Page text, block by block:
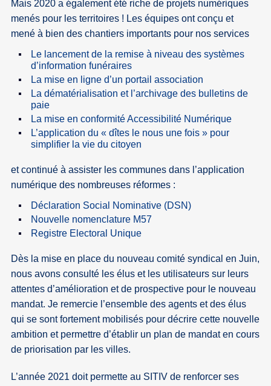
Mais 2020 a également été riche de projets numériques
menés pour les territoires ! Les équipes ont conçu et
mené à bien des chantiers importants pour nos services
Le lancement de la remise à niveau des systèmes
d’information funéraires
La mise en ligne d’un portail association
La dématérialisation et l’archivage des bulletins de
paie
La mise en conformité Accessibilité Numérique
L’application du « dîtes le nous une fois » pour
simplifier la vie du citoyen
et continué à assister les communes dans l’application
numérique des nombreuses réformes :
Déclaration Social Nominative (DSN)
Nouvelle nomenclature M57
Registre Electoral Unique
Dès la mise en place du nouveau comité syndical en Juin,
nous avons consulté les élus et les utilisateurs sur leurs
attentes d’amélioration et de prospective pour le nouveau
mandat. Je remercie l’ensemble des agents et des élus
qui se sont fortement mobilisés pour décrire cette nouvelle
ambition et permettre d’établir un plan de mandat en cours
de priorisation par les villes.
L’année 2021 doit permette au SITIV de renforcer ses